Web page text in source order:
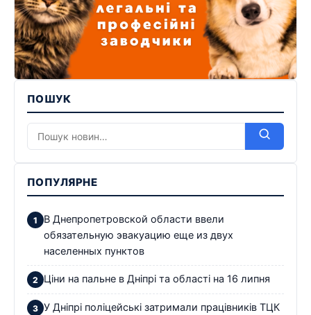
ПОШУК
ПОПУЛЯРНЕ
В Днепропетровской области ввели
обязательную эвакуацию еще из двух
населенных пунктов
Ціни на пальне в Дніпрі та області на 16 липня
У Дніпрі поліцейські затримали працівників ТЦК